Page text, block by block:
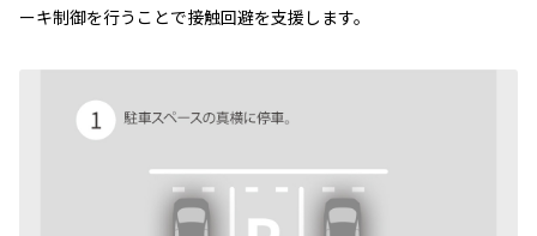
ーキ制御を行うことで接触回避を支援します。